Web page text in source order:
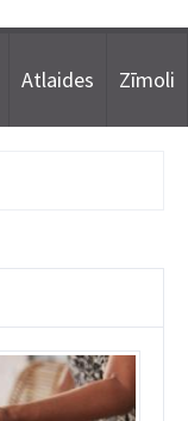
Atlaides Zīmoli